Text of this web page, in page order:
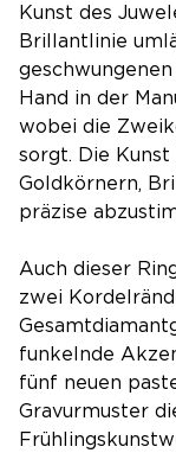
Kunst des
Brillantlinie
Hand in der
wobei die
sorgt. Die
Goldkörnern,
präzise
Auch dieser
zwei
funkelnde
fünf neuen
Gravurmuster